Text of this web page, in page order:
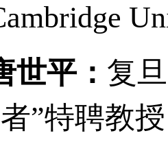
世平： 复
”特聘教